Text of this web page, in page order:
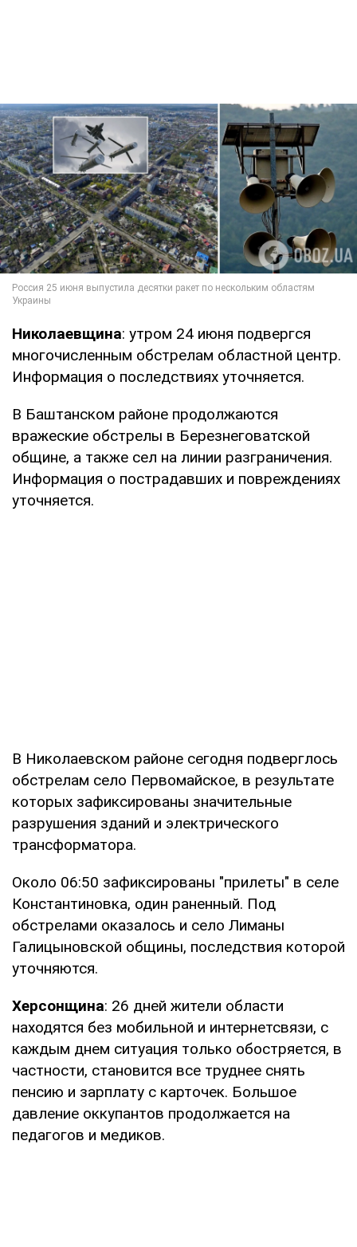
Николаевщина: утром 24 июня подвергся
многочисленным обстрелам областной центр.
Информация о последствиях уточняется.
В Баштанском районе продолжаются
вражеские обстрелы в Березнеговатской
общине, а также сел на линии разграничения.
Информация о пострадавших и повреждениях
уточняется.
В Николаевском районе сегодня подверглось
обстрелам село Первомайское, в результате
которых зафиксированы значительные
разрушения зданий и электрического
трансформатора.
Около 06:50 зафиксированы "прилеты" в селе
Константиновка, один раненный. Под
обстрелами оказалось и село Лиманы
Галицыновской общины, последствия которой
уточняются.
Херсонщина: 26 дней жители области
находятся без мобильной и интернетсвязи, с
каждым днем ситуация только обостряется, в
частности, становится все труднее снять
пенсию и зарплату с карточек. Большое
давление оккупантов продолжается на
педагогов и медиков.